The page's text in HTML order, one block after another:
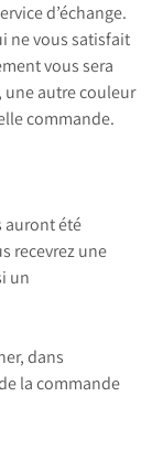
d’échange.
ne vous satisfait
vous sera
autre couleur
commande.
auront été
recevrez une
un
dans
la commande